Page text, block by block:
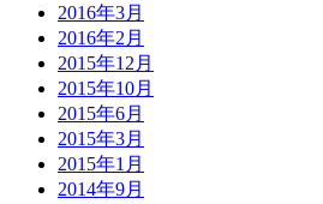
2016年3月
2016年2月
2015年12月
2015年10月
2015年6月
2015年3月
2015年1月
2014年9月